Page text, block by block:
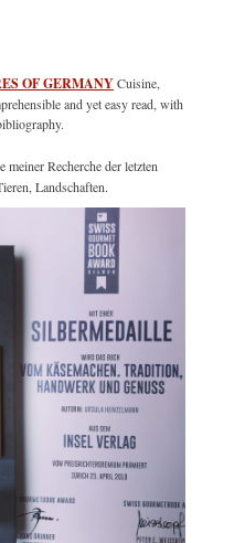
OF GERMANYCuisine,
and yet easy read, with
meiner Recherche der letzten
Landschaften.